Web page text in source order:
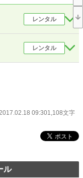
レンタル
レンタル
09:301,108文字
ル